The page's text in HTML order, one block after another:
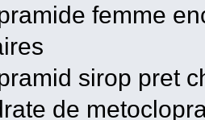
femme
sirop pret
de